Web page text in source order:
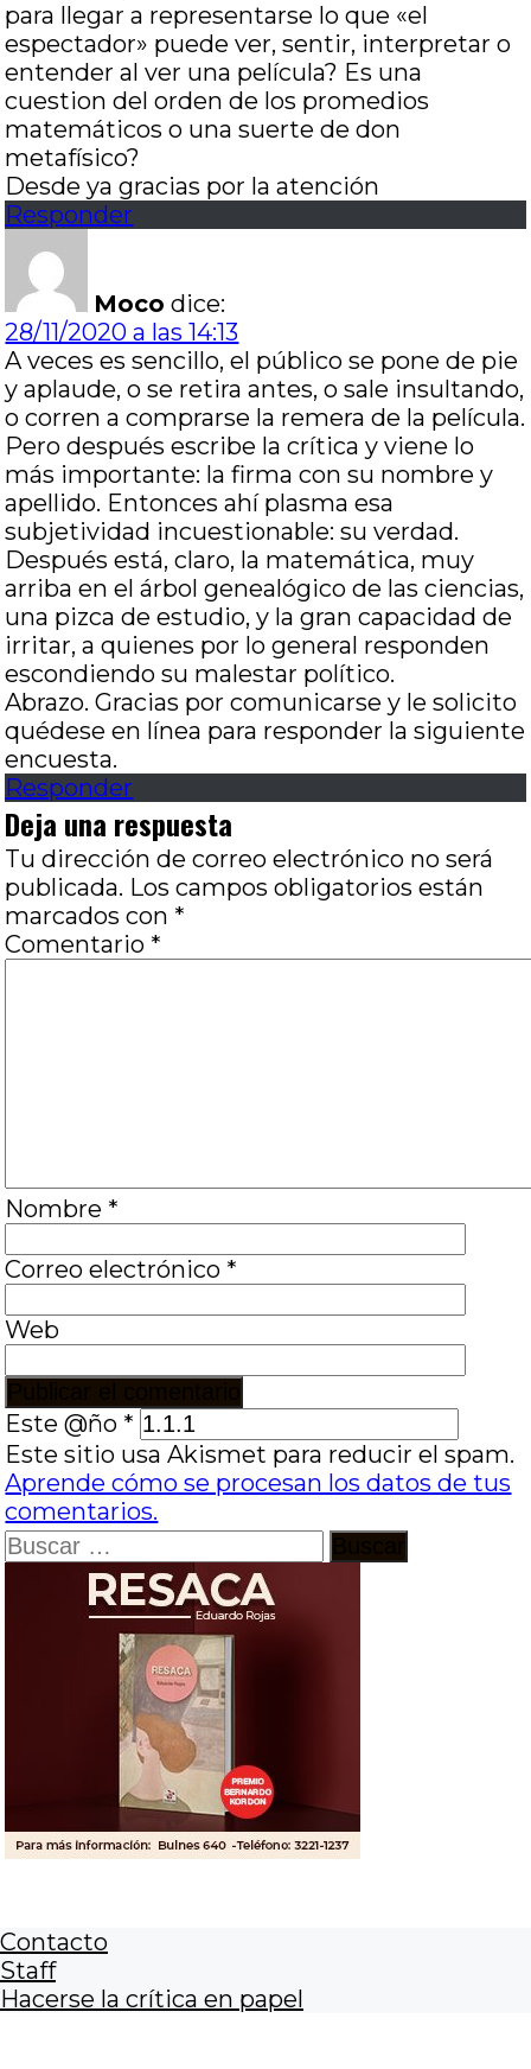
para llegar a representarse lo que «el
espectador» puede ver, sentir, interpretar o
entender al ver una película? Es una
cuestion del orden de los promedios
matemáticos o una suerte de don
metafísico?
Desde ya gracias por la atención
Responder
Moco dice:
28/11/2020 a las 14:13
A veces es sencillo, el público se pone de pie
y aplaude, o se retira antes, o sale insultando,
o corren a comprarse la remera de la película.
Pero después escribe la crítica y viene lo
más importante: la firma con su nombre y
apellido. Entonces ahí plasma esa
subjetividad incuestionable: su verdad.
Después está, claro, la matemática, muy
arriba en el árbol genealógico de las ciencias,
una pizca de estudio, y la gran capacidad de
irritar, a quienes por lo general responden
escondiendo su malestar político.
Abrazo. Gracias por comunicarse y le solicito
quédese en línea para responder la siguiente
encuesta.
Responder
Deja una respuesta
Tu dirección de correo electrónico no será
publicada. Los campos obligatorios están
marcados con *
Comentario *
Nombre *
Correo electrónico *
Web
Este @ño *
Este sitio usa Akismet para reducir el spam.
Aprende cómo se procesan los datos de tus
comentarios.
Buscar:
Contacto
Staff
Hacerse la crítica en papel